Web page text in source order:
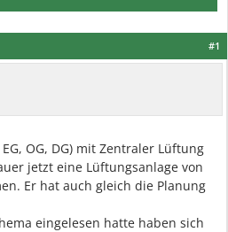
#1
OG, DG) mit Zentraler Lüftung
jetzt eine Lüftungsanlage von
Er hat auch gleich die Planung
eingelesen hatte haben sich